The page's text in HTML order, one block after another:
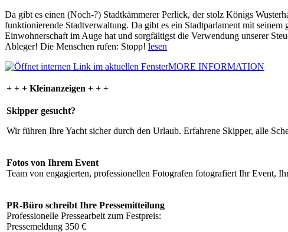
Da gibt es einen (Noch-?) Stadtkämmerer Perlick, der stolz Königs
funktionierende Stadtverwaltung. Da gibt es ein Stadtparlament mit
Einwohnerschaft im Auge hat und sorgfältigst die Verwendung unserer
Ableger! Die Menschen rufen: Stopp! lesen
MORE INFORMATION
+ + + Kleinanzeigen + + +
Skipper gesucht?
Wir führen Ihre Yacht sicher durch den Urlaub. Erfahrene Skipper, alle
Fotos von Ihrem Event
Team von engagierten, professionellen Fotografen fotografiert Ihr Event,
PR-Büro schreibt Ihre Pressemitteilung
Professionelle Pressearbeit zum Festpreis:
Pressemeldung 350 €